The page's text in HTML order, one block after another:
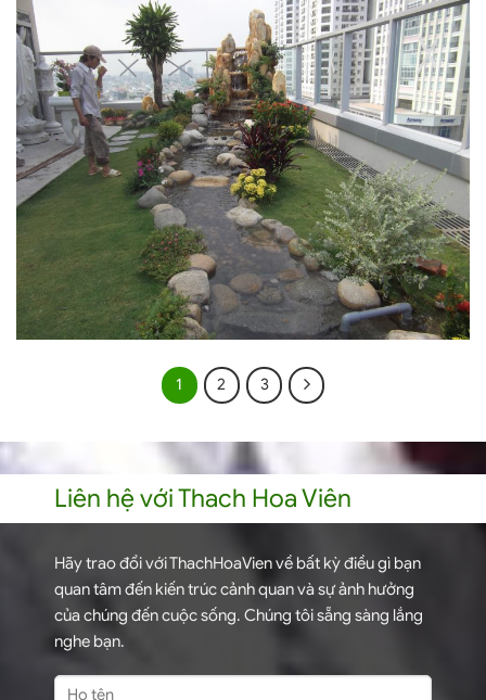
1 2 3
Liên hệ với Thach Hoa Viên
Hãy trao đổi với ThachHoaVien về bất kỳ điều gì bạn
quan tâm đến kiến trúc cảnh quan và sự ảnh hưởng
của chúng đến cuộc sống. Chúng tôi sẵng sàng lắng
nghe bạn.